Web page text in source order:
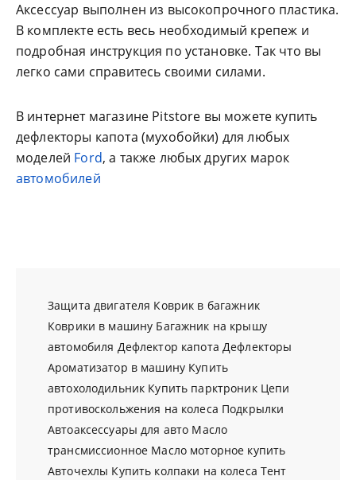
Аксессуар выполнен из высокопрочного пластика.
В комплекте есть весь необходимый крепеж и
подробная инструкция по установке. Так что вы
легко сами справитесь своими силами.
В интернет магазине Pitstore вы можете купить
дефлекторы капота (мухобойки) для любых
моделей Ford, а также любых других марок
автомобилей
Защита двигателя Коврик в багажник
Коврики в машину Багажник на крышу
автомобиля Дефлектор капота Дефлекторы
Ароматизатор в машину Купить
автохолодильник Купить парктроник Цепи
противоскольжения на колеса Подкрылки
Автоаксессуары для авто Масло
трансмиссионное Масло моторное купить
Авточехлы Купить колпаки на колеса Тент